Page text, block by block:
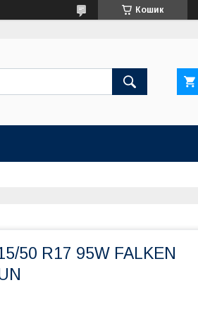
Кошик
50 R17 95W FALKEN